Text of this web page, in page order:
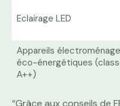
Eclairage LED
Appareils
éco-énergétiques
A++)
“Grâce aux conseils de